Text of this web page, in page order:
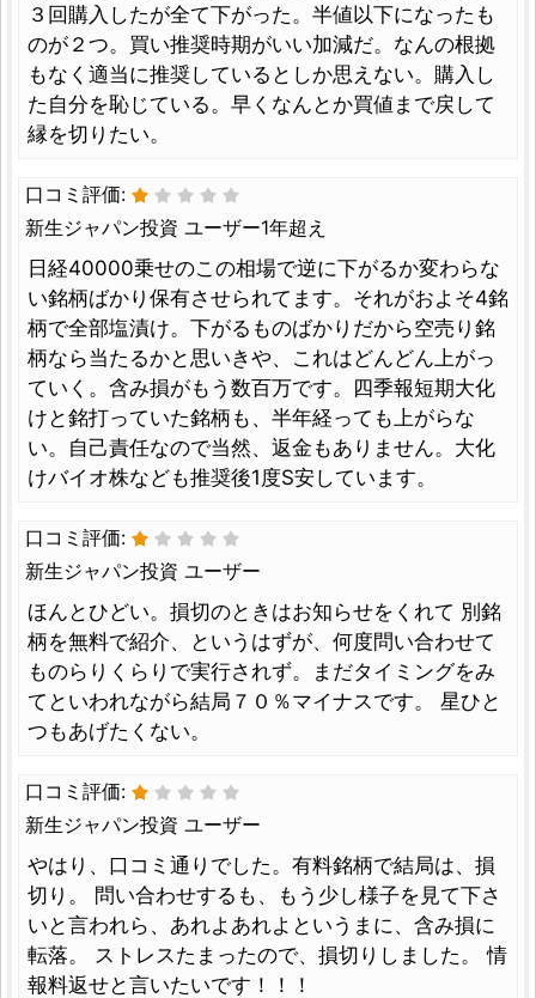
３回購入したが全て下がった。半値以下になったも
のが２つ。買い推奨時期がいい加減だ。なんの根拠
もなく適当に推奨しているとしか思えない。購入し
た自分を恥じている。早くなんとか買値まで戻して
縁を切りたい。
口コミ評価:
新生ジャパン投資 ユーザー1年超え
日経40000乗せのこの相場で逆に下がるか変わらな
い銘柄ばかり保有させられてます。それがおよそ4銘
柄で全部塩漬け。下がるものばかりだから空売り銘
柄なら当たるかと思いきや、これはどんどん上がっ
ていく。含み損がもう数百万です。四季報短期大化
けと銘打っていた銘柄も、半年経っても上がらな
い。自己責任なので当然、返金もありません。大化
けバイオ株なども推奨後1度S安しています。
口コミ評価:
新生ジャパン投資 ユーザー
ほんとひどい。損切のときはお知らせをくれて 別銘
柄を無料で紹介、というはずが、何度問い合わせて
ものらりくらりで実行されず。まだタイミングをみ
てといわれながら結局７０％マイナスです。 星ひと
つもあげたくない。
口コミ評価:
新生ジャパン投資 ユーザー
やはり、口コミ通りでした。有料銘柄で結局は、損
切り。 問い合わせするも、もう少し様子を見て下さ
いと言われら、あれよあれよというまに、含み損に
転落。 ストレスたまったので、損切りしました。 情
報料返せと言いたいです！！！